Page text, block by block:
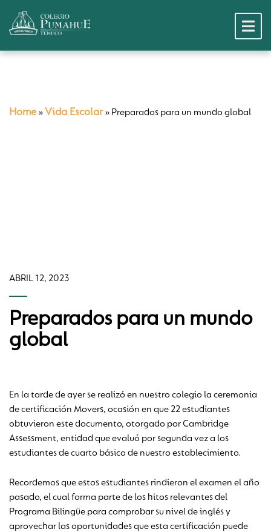
Home » Vida Escolar» Preparados para un mundo global
ABRIL 12, 2023
Preparados para un mundo
global
En la tarde de ayer se realizó en nuestro colegio la ceremonia
de certificación Movers, ocasión en que 22 estudiantes
obtuvieron este documento, otorgado por Cambridge
Assessment, entidad que evaluó por segunda vez a los
estudiantes de cuarto básico de nuestro establecimiento.
Recordemos que estos estudiantes rindieron el examen el año
pasado, el cual forma parte de los hitos relevantes del
Programa Bilingüe para comprobar su nivel de inglés y
aprovechar las oportunidades que esta certificación puede